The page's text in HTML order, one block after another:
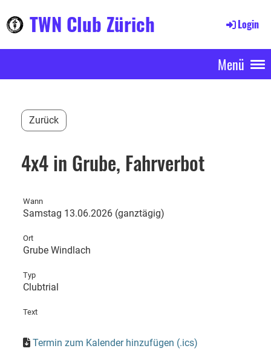
TWN Club Zürich Login
Menü
Zurück
4x4 in Grube, Fahrverbot
Wann
Samstag 13.06.2026 (ganztägig)
Ort
Grube Windlach
Typ
Clubtrial
Text
Termin zum Kalender hinzufügen (.ics)